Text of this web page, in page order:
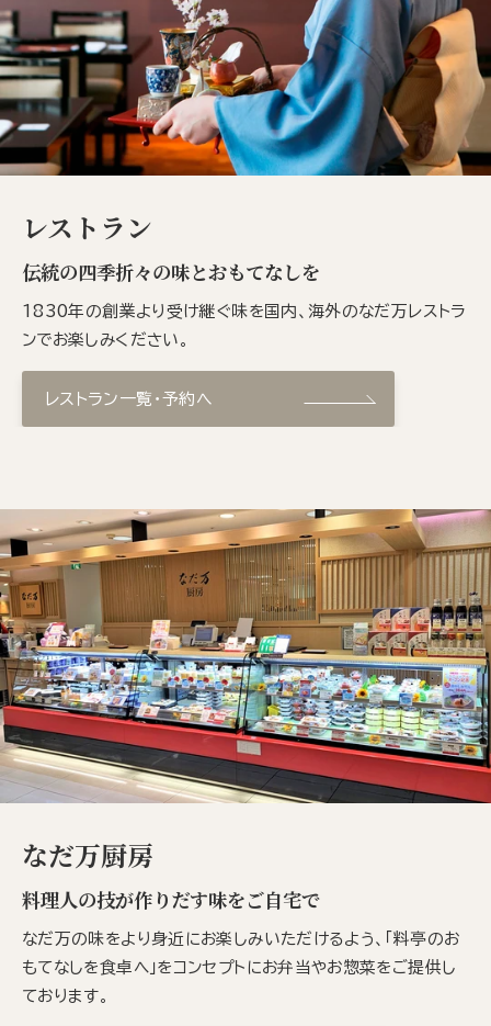
レストラン
伝統の四季折々の味とおもてなしを
1830年の創業より受け継ぐ味を国内、海外のなだ万レストラ
ンでお楽しみください。
レストラン一覧・予約へ
なだ万厨房
料理人の技が作りだす味をご自宅で
なだ万の味をより身近にお楽しみいただけるよう、「料亭のお
もてなしを食卓へ」をコンセプトにお弁当やお惣菜をご提供し
ております。